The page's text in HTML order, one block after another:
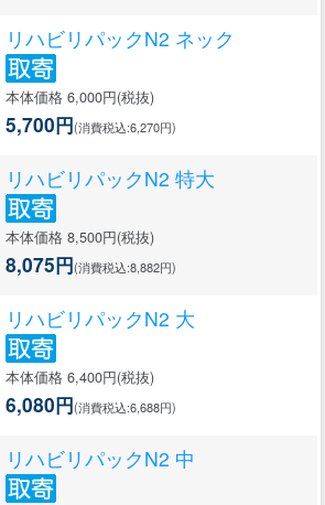
リハビリパックN2 ネック
本体価格 6,000円(税抜)
5,700円(消費税込:6,270円)
リハビリパックN2 特大
本体価格 8,500円(税抜)
8,075円(消費税込:8,882円)
リハビリパックN2 大
本体価格 6,400円(税抜)
6,080円(消費税込:6,688円)
リハビリパックN2 中